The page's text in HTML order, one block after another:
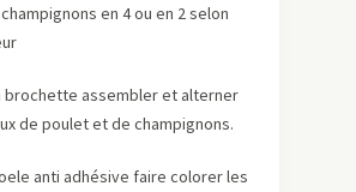
en 4 ou en 2 selon
brochette assembler et alterner
de poulet et de champignons.
anti adhésive faire colorer les